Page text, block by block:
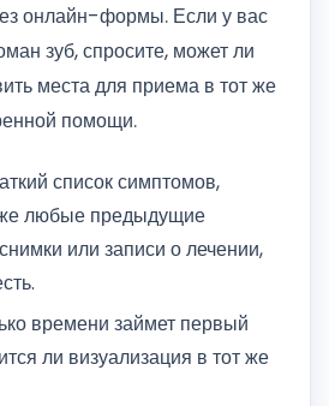
онлайн-формы. Если у вас
зуб, спросите, может ли
места для приема в тот же
помощи.
список симптомов,
любые предыдущие
или записи о лечении,
времени займет первый
ли визуализация в тот же